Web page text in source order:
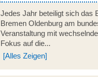
Jedes Jahr beteiligt sich das
Bremen Oldenburg am
Veranstaltung mit
Fokus auf die...
[Alles Zeigen]